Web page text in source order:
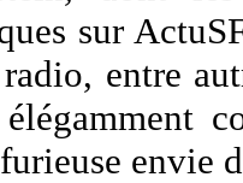
sur
entre
envie